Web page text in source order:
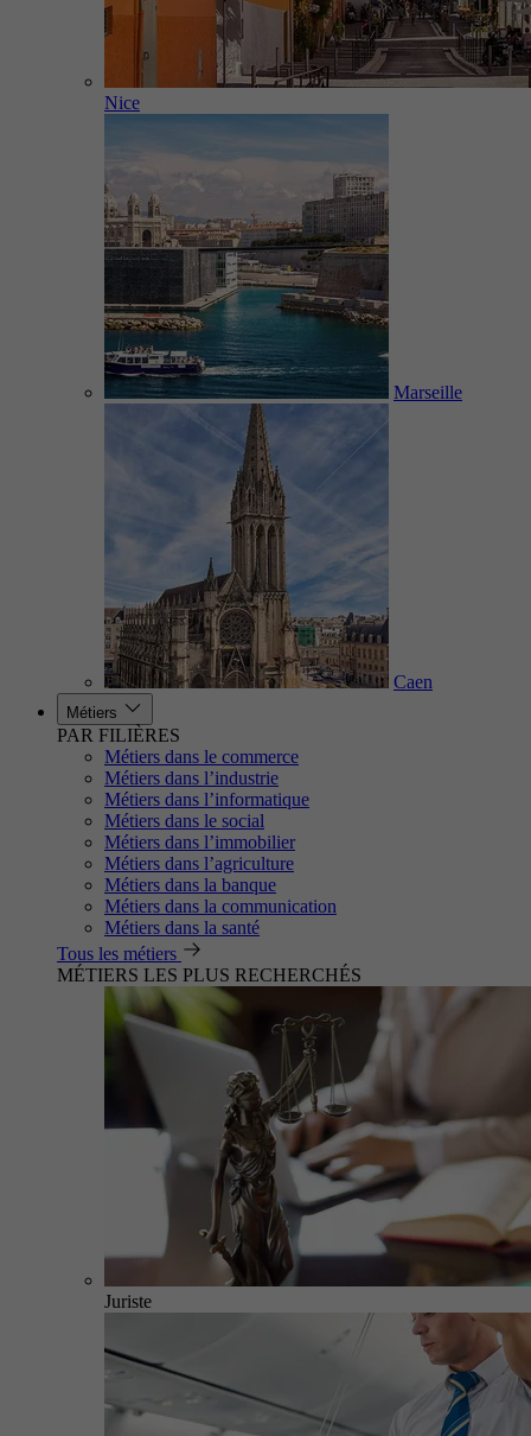
Nice
Marseille
Caen
Métiers
PAR FILIÈRES
Métiers dans le commerce
Métiers dans l’industrie
Métiers dans l’informatique
Métiers dans le social
Métiers dans l’immobilier
Métiers dans l’agriculture
Métiers dans la banque
Métiers dans la communication
Métiers dans la santé
Tous les métiers
MÉTIERS LES PLUS RECHERCHÉS
Juriste